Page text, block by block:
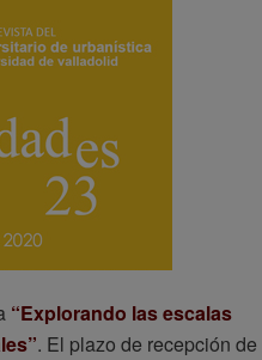
“Explorando las escalas
. El plazo de recepción de